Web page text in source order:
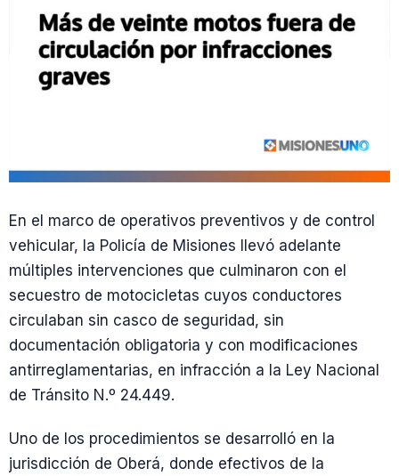
En el marco de operativos preventivos y de control
vehicular, la Policía de Misiones llevó adelante
múltiples intervenciones que culminaron con el
secuestro de motocicletas cuyos conductores
circulaban sin casco de seguridad, sin
documentación obligatoria y con modificaciones
antirreglamentarias, en infracción a la Ley Nacional
de Tránsito N.º 24.449.
Uno de los procedimientos se desarrolló en la
jurisdicción de Oberá, donde efectivos de la